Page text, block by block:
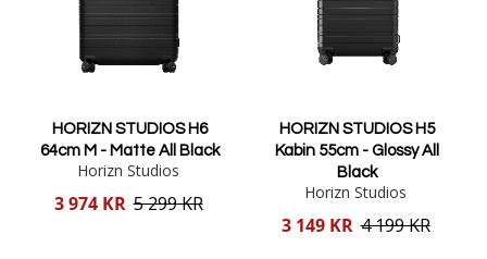
HORIZN STUDIOS H6
64cm M - Matte All Black
Horizn Studios
Reducerat
3 974 KR 5 299 KR
HORIZN STUDIOS H5
Kabin 55cm - Glossy All
Black
Horizn Studios
Reducerat
3 149 KR 4 199 KR